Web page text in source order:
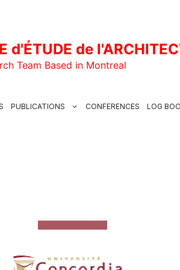
d'ÉTUDE de
Team Based in Montreal
PUBLICATIONS CONFERENCES LOG